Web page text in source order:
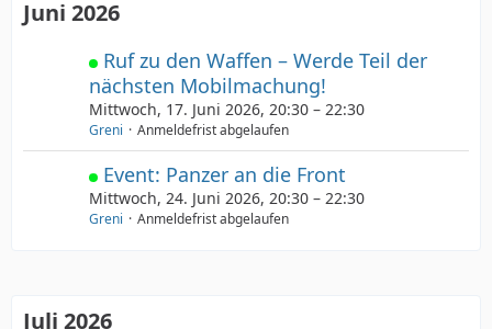
Juni 2026
Ruf zu den Waffen – Werde Teil der
nächsten Mobilmachung!
Mittwoch, 17. Juni 2026, 20:30 – 22:30
Greni Anmeldefrist abgelaufen
Event: Panzer an die Front
Mittwoch, 24. Juni 2026, 20:30 – 22:30
Greni Anmeldefrist abgelaufen
Juli 2026